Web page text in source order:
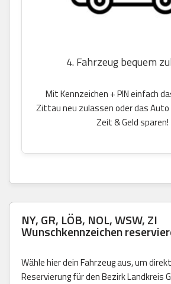
4. Fahrzeug bequem
Mit Kennzeichen + PIN einfach
Zittau neu zulassen oder das Auto
Zeit & Geld sparen!
NY, GR, LÖB, NOL, WSW, ZI
Wunschkennzeichen
Wähle hier dein Fahrzeug aus, um
Reservierung für den Bezirk Landkreis